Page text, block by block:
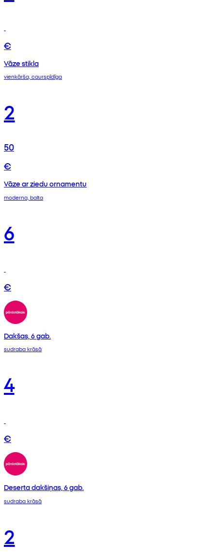
€
Vāze stikla
vienkārša, caurspīdīga
2
50
€
Vāze ar ziedu ornamentu
moderna, balta
6
€
Dakšas, 6 gab.
sudraba krāsā
4
€
Deserta dakšiņas, 6 gab.
sudraba krāsā
2